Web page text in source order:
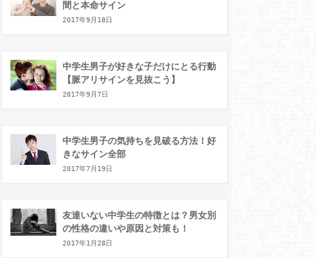
間と本命サイン
2017年9月18日
中学生男子が好きな子だけにとる行動
【脈アリサインを見抜こう】
2017年9月7日
中学生男子の気持ちを見破る方法！好
きなサイン全部
2017年7月19日
友達いない中学生の特徴とは？男女別
の性格の違いや原因と対策も！
2017年1月28日